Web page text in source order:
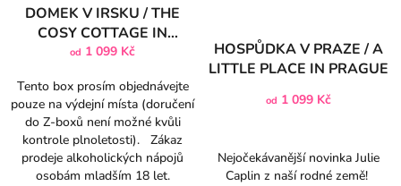
DOMEK V IRSKU / THE
COSY COTTAGE IN
IRELAND
od 1 099 Kč
Tento box prosím objednávejte
pouze na výdejní místa (doručení
do Z-boxů není možné kvůli
kontrole plnoletosti). Zákaz
prodeje alkoholických nápojů
osobám mladším 18 let.
HOSPŮDKA V PRAZE / A
LITTLE PLACE IN PRAGUE
od 1 099 Kč
Nejočekávanější novinka Julie
Caplin z naší rodné země!